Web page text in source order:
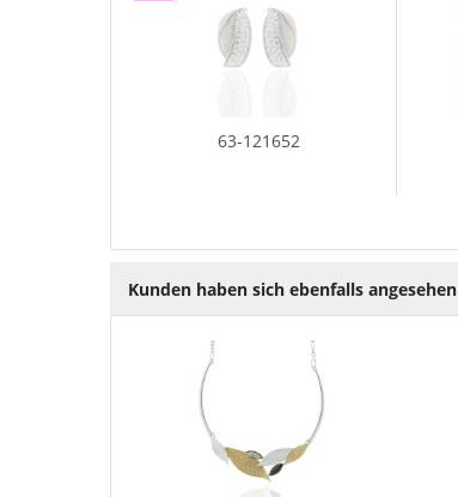
63-121652
Kunden haben sich ebenfalls angesehen